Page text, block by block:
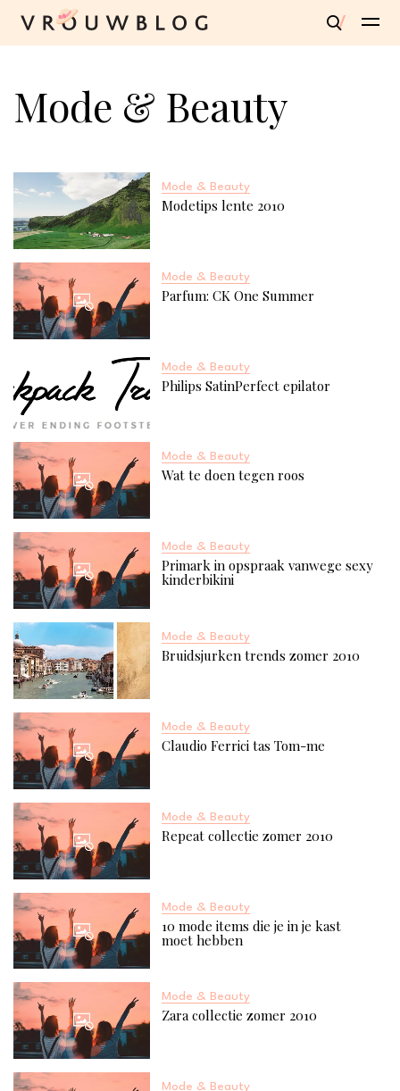
Mode & Beauty
Mode & Beauty
Modetips lente 2010
Mode & Beauty
Parfum: CK One Summer
Mode & Beauty
Philips SatinPerfect epilator
Mode & Beauty
Wat te doen tegen roos
Mode & Beauty
Primark in opspraak vanwege sexy
kinderbikini
Mode & Beauty
Bruidsjurken trends zomer 2010
Mode & Beauty
Claudio Ferrici tas Tom-me
Mode & Beauty
Repeat collectie zomer 2010
Mode & Beauty
10 mode items die je in je kast
moet hebben
Mode & Beauty
Zara collectie zomer 2010
Mode & Beauty